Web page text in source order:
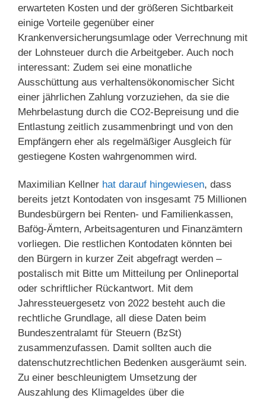
erwarteten Kosten und der größeren Sichtbarkeit
einige Vorteile gegenüber einer
Krankenversicherungsumlage oder Verrechnung mit
der Lohnsteuer durch die Arbeitgeber. Auch noch
interessant: Zudem sei eine monatliche
Ausschüttung aus verhaltensökonomischer Sicht
einer jährlichen Zahlung vorzuziehen, da sie die
Mehrbelastung durch die CO2-Bepreisung und die
Entlastung zeitlich zusammenbringt und von den
Empfängern eher als regelmäßiger Ausgleich für
gestiegene Kosten wahrgenommen wird.
Maximilian Kellner hat darauf hingewiesen, dass
bereits jetzt Kontodaten von insgesamt 75 Millionen
Bundesbürgern bei Renten- und Familienkassen,
Bafög-Ämtern, Arbeitsagenturen und Finanzämtern
vorliegen. Die restlichen Kontodaten könnten bei
den Bürgern in kurzer Zeit abgefragt werden –
postalisch mit Bitte um Mitteilung per Onlineportal
oder schriftlicher Rückantwort. Mit dem
Jahressteuergesetz von 2022 besteht auch die
rechtliche Grundlage, all diese Daten beim
Bundeszentralamt für Steuern (BzSt)
zusammenzufassen. Damit sollten auch die
datenschutzrechtlichen Bedenken ausgeräumt sein.
Zu einer beschleunigtem Umsetzung der
Auszahlung des Klimageldes über die